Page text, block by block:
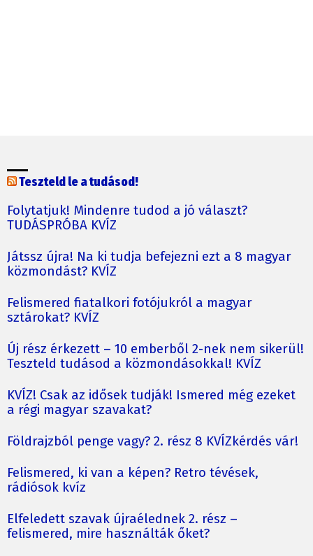
Teszteld le a tudásod!
Folytatjuk! Mindenre tudod a jó választ?
TUDÁSPRÓBA KVÍZ
Játssz újra! Na ki tudja befejezni ezt a 8 magyar
közmondást? KVÍZ
Felismered fiatalkori fotójukról a magyar
sztárokat? KVÍZ
Új rész érkezett – 10 emberből 2-nek nem sikerül!
Teszteld tudásod a közmondásokkal! KVÍZ
KVÍZ! Csak az idősek tudják! Ismered még ezeket
a régi magyar szavakat?
Földrajzból penge vagy? 2. rész 8 KVÍZkérdés vár!
Felismered, ki van a képen? Retro tévések,
rádiósok kvíz
Elfeledett szavak újraélednek 2. rész –
felismered, mire használták őket?